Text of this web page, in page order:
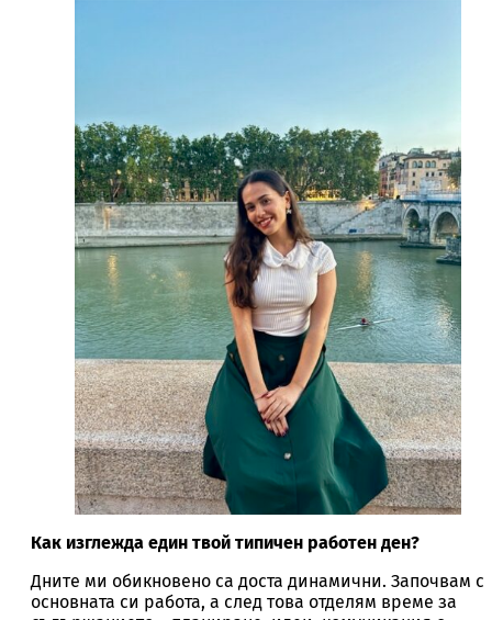
Как изглежда един твой типичен работен ден?
Дните ми обикновено са доста динамични. Започвам с
основната си работа, а след това отделям време за